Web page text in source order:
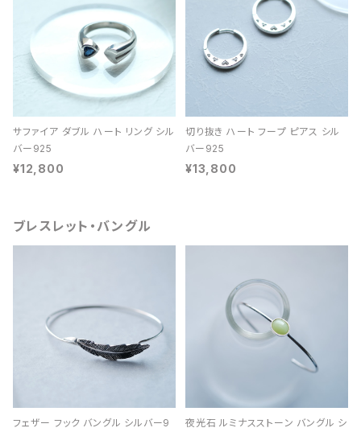
サファイア ダブル ハート リング シル
バー925
¥12,800
切り抜き ハート フープ ピアス シル
バー925
¥13,800
ブレスレット・バングル
フェザー フック バングル シルバー9
夜光石 ルミナスストーン バングル シ